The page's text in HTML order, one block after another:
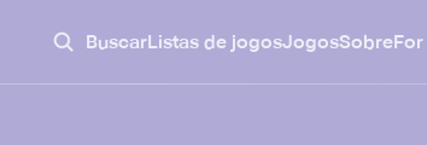
BuscarListas de jogosJogosSobre